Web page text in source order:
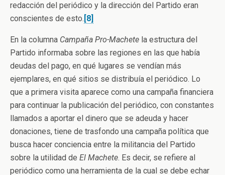
redacción del periódico y la dirección del Partido eran
conscientes de esto. [8]
En la columna Campaña Pro-Machete la estructura del
Partido informaba sobre las regiones en las que había
deudas del pago, en qué lugares se vendían más
ejemplares, en qué sitios se distribuía el periódico. Lo
que a primera visita aparece como una campaña financiera
para continuar la publicación del periódico, con constantes
llamados a aportar el dinero que se adeuda y hacer
donaciones, tiene de trasfondo una campaña política que
busca hacer conciencia entre la militancia del Partido
sobre la utilidad de El Machete. Es decir, se refiere al
periódico como una herramienta de la cual se debe echar